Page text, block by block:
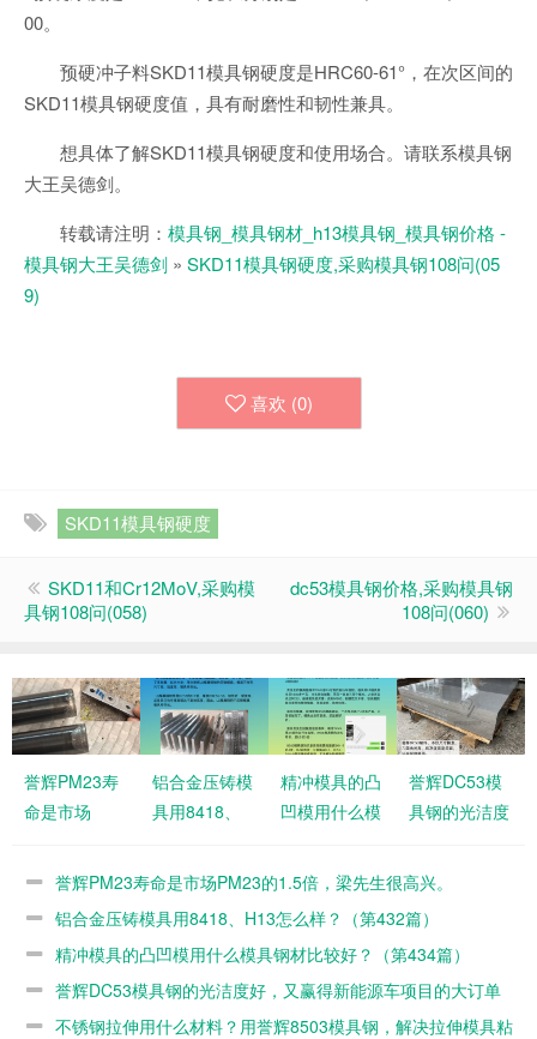
00。
预硬冲子料SKD11模具钢硬度是HRC60-61°，在次区间的
SKD11模具钢硬度值，具有耐磨性和韧性兼具。
想具体了解SKD11模具钢硬度和使用场合。请联系模具钢
大王吴德剑。
转载请注明： 模具钢_模具钢材_h13模具钢_模具钢价格 -
模具钢大王吴德剑 » SKD11模具钢硬度,采购模具钢108问(05
9)
喜欢 (0)
SKD11模具钢硬度
SKD11和Cr12MoV,采购模
具钢108问(058)
dc53模具钢价格,采购模具钢
108问(060)
誉辉PM23寿
命是市场
倍，梁先生很
铝合金压铸模
具用8418、
（第432篇）
精冲模具的凸
凹模用什么模
好？（第434
誉辉DC53模
具钢的光洁度
能源车项目的
421篇）
誉辉PM23寿命是市场PM23的1.5倍，梁先生很高兴。
铝合金压铸模具用8418、H13怎么样？（第432篇）
精冲模具的凸凹模用什么模具钢材比较好？（第434篇）
誉辉DC53模具钢的光洁度好，又赢得新能源车项目的大订单
（第421篇）
不锈钢拉伸用什么材料？用誉辉8503模具钢，解决拉伸模具粘